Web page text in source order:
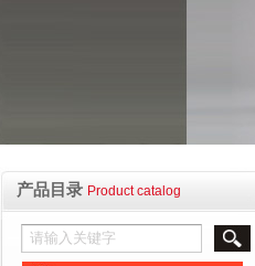
产品目录 Product catalog